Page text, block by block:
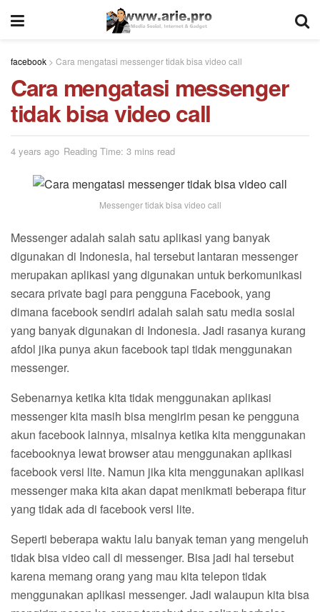
facebook > Cara mengatasi messenger tidak bisa video call
Cara mengatasi messenger
tidak bisa video call
4 years ago Reading Time: 3 mins read
Messenger tidak bisa video call
Messenger adalah salah satu aplikasi yang banyak
digunakan di Indonesia, hal tersebut lantaran messenger
merupakan aplikasi yang digunakan untuk berkomunikasi
secara private bagi para pengguna Facebook, yang
dimana facebook sendiri adalah salah satu media sosial
yang banyak digunakan di Indonesia. Jadi rasanya kurang
afdol jika punya akun facebook tapi tidak menggunakan
messenger.
Sebenarnya ketika kita tidak menggunakan aplikasi
messenger kita masih bisa mengirim pesan ke pengguna
akun facebook lainnya, misalnya ketika kita menggunakan
facebooknya lewat browser atau menggunakan aplikasi
facebook versi lite. Namun jika kita menggunakan aplikasi
messenger maka kita akan dapat menikmati beberapa fitur
yang tidak ada di facebook versi lite.
Seperti beberapa waktu lalu banyak teman yang mengeluh
tidak bisa video call di messenger. Bisa jadi hal tersebut
karena memang orang yang mau kita telepon tidak
menggunakan aplikasi messenger. Jadi walaupun kita bisa